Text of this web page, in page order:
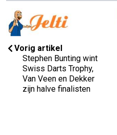
Vorig artikel
Stephen Bunting wint
Swiss Darts Trophy,
Van Veen en Dekker
zijn halve finalisten